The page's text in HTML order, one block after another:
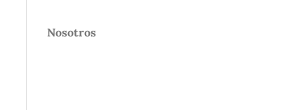
Nosotros